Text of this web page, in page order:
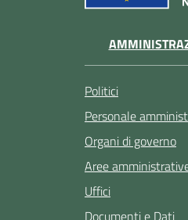
Politici
Personale
Organi di governo
Aree
Uffici